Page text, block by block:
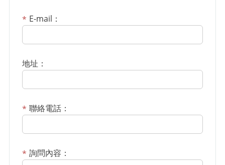
E-mail：
地址：
聯絡電話：
詢問內容：